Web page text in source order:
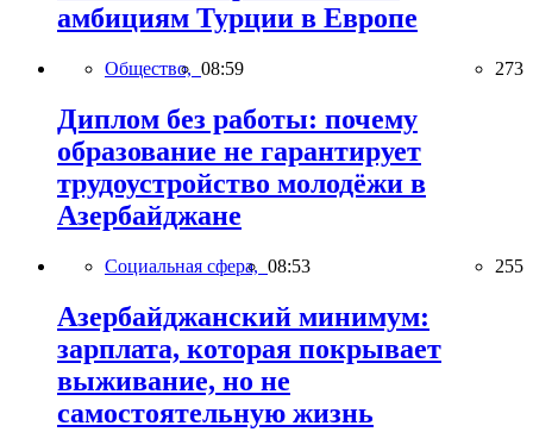
амбициям Турции в Европе
Общество, 08:59 273
Диплом без работы: почему
образование не гарантирует
трудоустройство молодёжи в
Азербайджане
Социальная сфера, 08:53 255
Азербайджанский минимум:
зарплата, которая покрывает
выживание, но не
самостоятельную жизнь